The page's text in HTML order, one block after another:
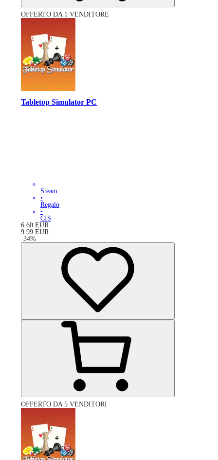
OFFERTO DA 1 VENDITORE
Tabletop Simulator PC
Steam
•
Regalo
•
CIS
6.60 EUR
9.99 EUR
-34%
OFFERTO DA 5 VENDITORI